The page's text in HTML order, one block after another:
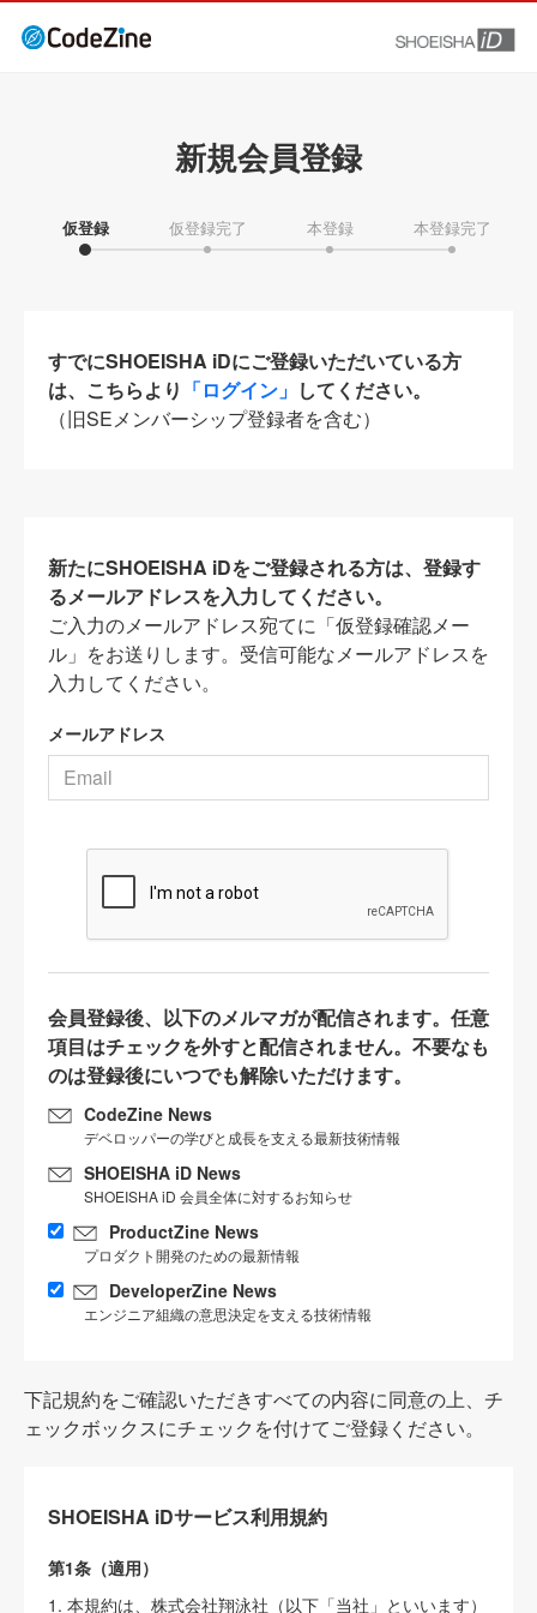
新規会員登録
仮登録 仮登録完了 本登録 本登録完了
すでにSHOEISHA iDにご登録いただいている方
は、こちらより 「ログイン」 してください。
（旧SEメンバーシップ登録者を含む）
新たにSHOEISHA iDをご登録される方は、登録す
るメールアドレスを入力してください。
ご入力のメールアドレス宛てに「仮登録確認メー
ル」をお送りします。受信可能なメールアドレスを
入力してください。
メールアドレス
会員登録後、以下のメルマガが配信されます。任意
項目はチェックを外すと配信されません。不要なも
のは登録後にいつでも解除いただけます。
CodeZine News
デベロッパーの学びと成長を支える最新技術情報
SHOEISHA iD News
SHOEISHA iD 会員全体に対するお知らせ
ProductZine News
プロダクト開発のための最新情報
DeveloperZine News
エンジニア組織の意思決定を支える技術情報
下記規約をご確認いただきすべての内容に同意の上、チ
ェックボックスにチェックを付けてご登録ください。
SHOEISHA iDサービス利用規約
第1条（適用）
1. 本規約は、株式会社翔泳社（以下「当社」といいます）